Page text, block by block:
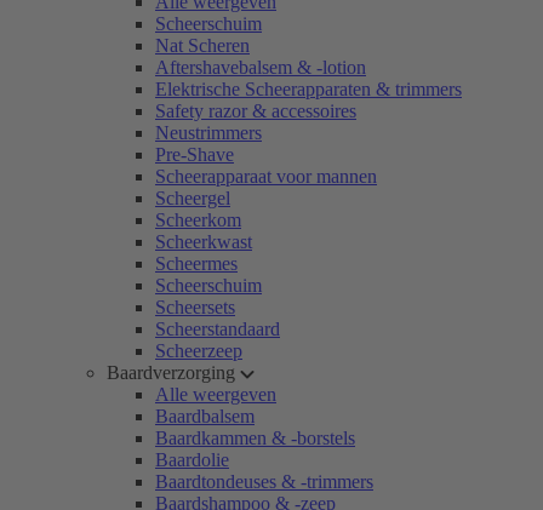
Scheerschuim
Nat Scheren
Aftershavebalsem & -lotion
Elektrische Scheerapparaten & trimmers
Safety razor & accessoires
Neustrimmers
Pre-Shave
Scheerapparaat voor mannen
Scheergel
Scheerkom
Scheerkwast
Scheermes
Scheerschuim
Scheersets
Scheerstandaard
Scheerzeep
Baardverzorging
Alle weergeven
Baardbalsem
Baardkammen & -borstels
Baardolie
Baardtondeuses & -trimmers
Baardshampoo & -zeep